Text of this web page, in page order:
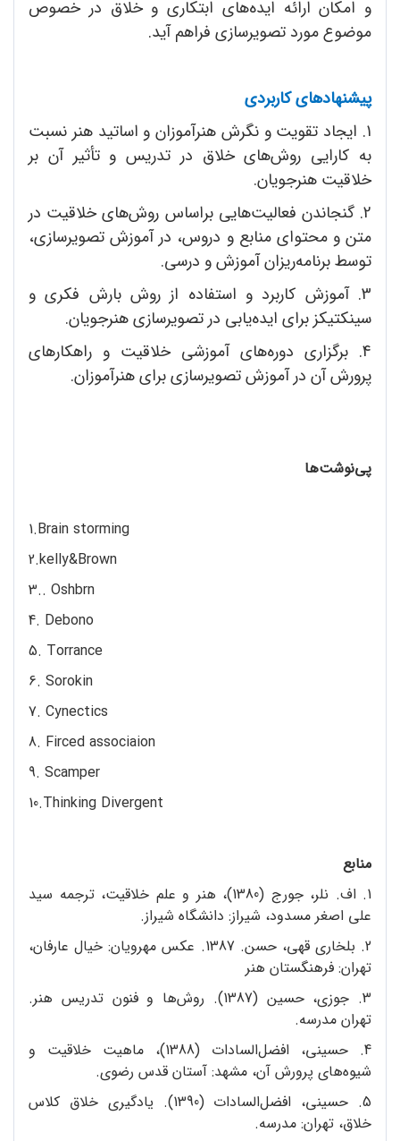
و امکان ارائه ایده‌‌های ابتکاری و خلاق در خصوص
موضوع مورد تصویرسازی فراهم آید.
پیشنهادهای کاربردی
1. ایجاد تقویت و نگرش‌ هنر‌آموزان و اساتید هنر نسبت
به کارایی روش‌های خلاق در تدریس و تأثیر آن بر
خلاقیت هنرجویان.
2. گنجاندن فعالیت‌هایی براساس روش‌های خلاقیت در
متن و محتوای منابع و دروس، در آموزش تصویرسازی،
توسط برنامه‌ریزان آموزش و درسی.
3. آموزش کاربرد و استفاده از روش بارش فکری و
سینکتیکز برای ایده‌یابی در تصویرسازی هنرجویان.
4. برگزاری دوره‌های آموزشی خلاقیت و راهکارهای
پرورش آن در آموزش تصویرسازی برای هنر‌آموزان.
پی‌نوشت‌ها
1.Brain storming
2.kelly&Brown
3.. Oshbrn
4. Debono
5. Torrance
6. Sorokin
7. Cynectics
8. Firced associaion
9. Scamper
10.Thinking Divergent
منابع
1. اف. نلر، جورج (1380)، هنر و علم خلاقیت، ترجمه سید
علی اصغر مسدود، شیراز: دانشگاه شیراز.
2. بلخاری قهی، حسن. 1387. عکس مهرویان: خیال عارفان،
تهران: فرهنگستان هنر
3. جوزی، حسین (1387). روش‌ها و فنون تدریس هنر.
تهران مدرسه.
4. حسینی، افضل‌السادات (1388)، ماهیت خلاقیت و
شیوه‌های پرورش آن، مشهد: آستان قدس رضوی.
5. حسینی، افضل‌السادات (1390). یادگیری خلاق کلاس
خلاق، تهران: مدرسه.